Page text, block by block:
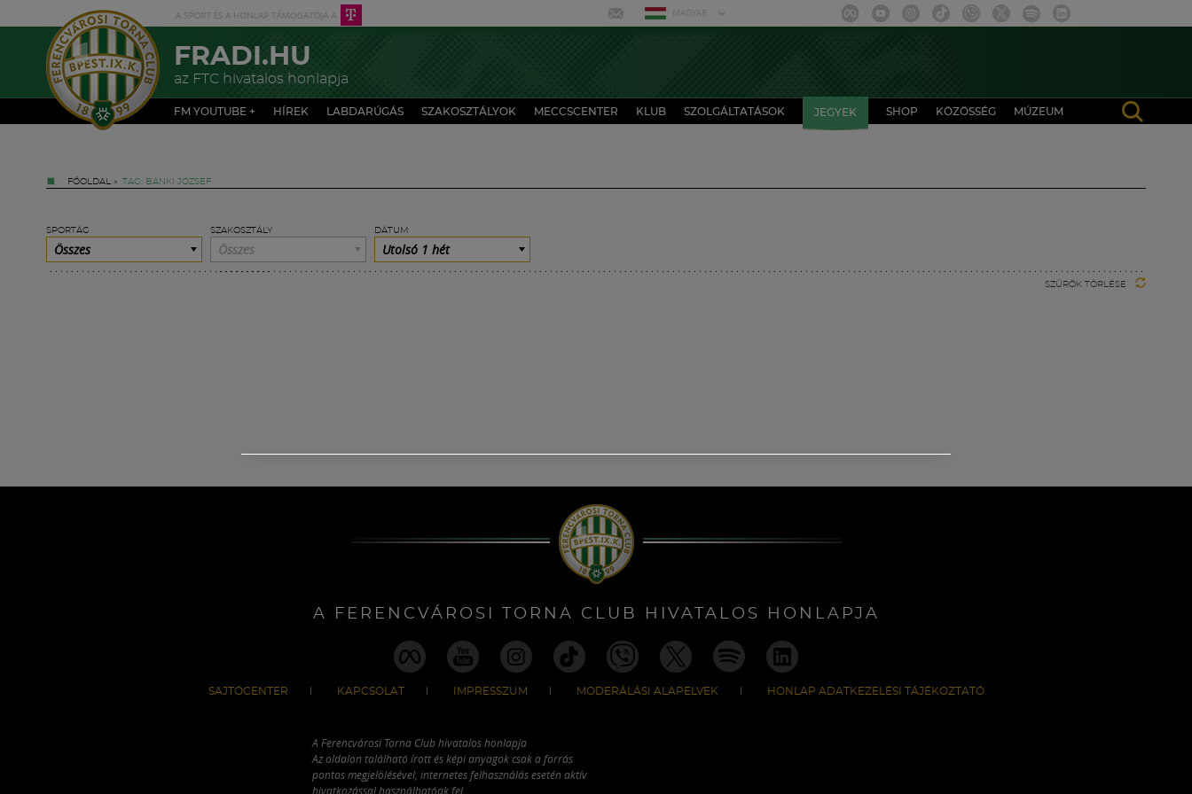
MAGYAR
FRADI.HU
az FTC hivatalos honlapja
FM YOUTUBE + HÍREK LABDARÚGÁS SZAKOSZTÁLYOK MECCSCENTER KLUB SZOLGÁLTATÁSOK JEGYEK SHOP KÖZÖSSÉG MÚZEUM
FŐOLDAL » TAG: BÁNKI JÓZSEF
SPORTÁG
Összes
SZAKOSZTÁLY
Összes
DÁTUM
Utolsó 1 hét
SZŰRŐK TÖRLÉSE
A FERENCVÁROSI TORNA CLUB HIVATALOS HONLAPJA
SAJTÓCENTER KAPCSOLAT IMPRESSZUM MODERÁLÁSI ALAPELVEK HONLAP ADATKEZELÉSI TÁJÉKOZTATÓ
A Ferencvárosi Torna Club hivatalos honlapja
Az oldalon található írott és képi anyagok csak a forrás
pontos megjelölésével, internetes felhasználás esetén aktív
hivatkozással használhatóak fel.